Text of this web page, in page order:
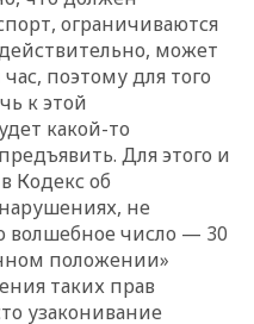
ограничиваются
может
поэтому для того
к этой
какой-то
Для этого и
Кодекс об
не
волшебное число — 30
положении»
таких прав
узаконивание